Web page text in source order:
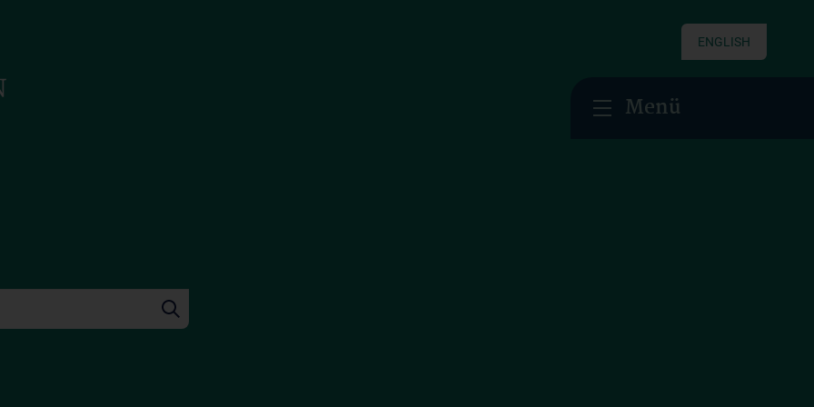
ENGLISH
Menü